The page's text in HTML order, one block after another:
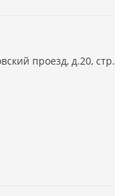
проезд, д.20, стр.